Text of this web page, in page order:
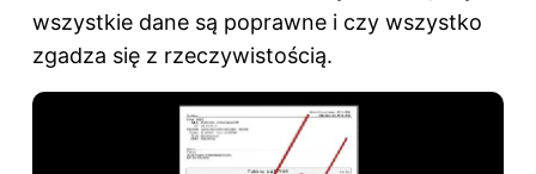
wszystkie dane są poprawne i czy wszystko
zgadza się z rzeczywistością.